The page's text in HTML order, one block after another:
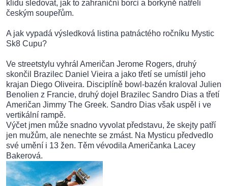
klidu sledovat, jak to zahraniční borci a borkyně natřeli
českým soupeřům.
A jak vypadá výsledková listina patnáctého ročníku Mystic
Sk8 Cupu?
Ve streetstylu vyhrál Američan Jerome Rogers, druhý
skončil Brazilec Daniel Vieira a jako třetí se umístil jeho
krajan Diego Oliveira. Disciplíně bowl-bazén kraloval Julien
Benolien z Francie, druhý dojel Brazilec Sandro Dias a třetí
Američan Jimmy The Greek. Sandro Dias však uspěl i ve
vertikální rampě.
Výčet jmen může snadno vyvolat představu, že skejty patří
jen mužům, ale nenechte se zmást. Na Mysticu předvedlo
své umění i 13 žen. Těm vévodila Američanka Lacey
Bakerová.